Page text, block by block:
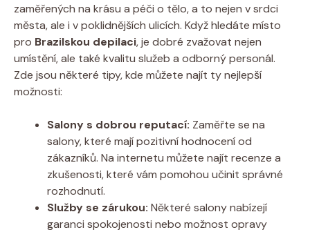
zaměřených na krásu a péči o tělo, a to nejen v srdci
města, ale i v poklidnějších ulicích. Když hledáte místo
pro Brazilskou depilaci, je dobré zvažovat nejen
umístění, ale také kvalitu služeb a odborný personál.
Zde jsou některé tipy, kde můžete najít ty nejlepší
možnosti:
Salony s dobrou reputací: Zaměřte se na
salony, které mají pozitivní hodnocení od
zákazníků. Na internetu můžete najít recenze a
zkušenosti, které vám pomohou učinit správné
rozhodnutí.
Služby se zárukou: Některé salony nabízejí
garanci spokojenosti nebo možnost opravy